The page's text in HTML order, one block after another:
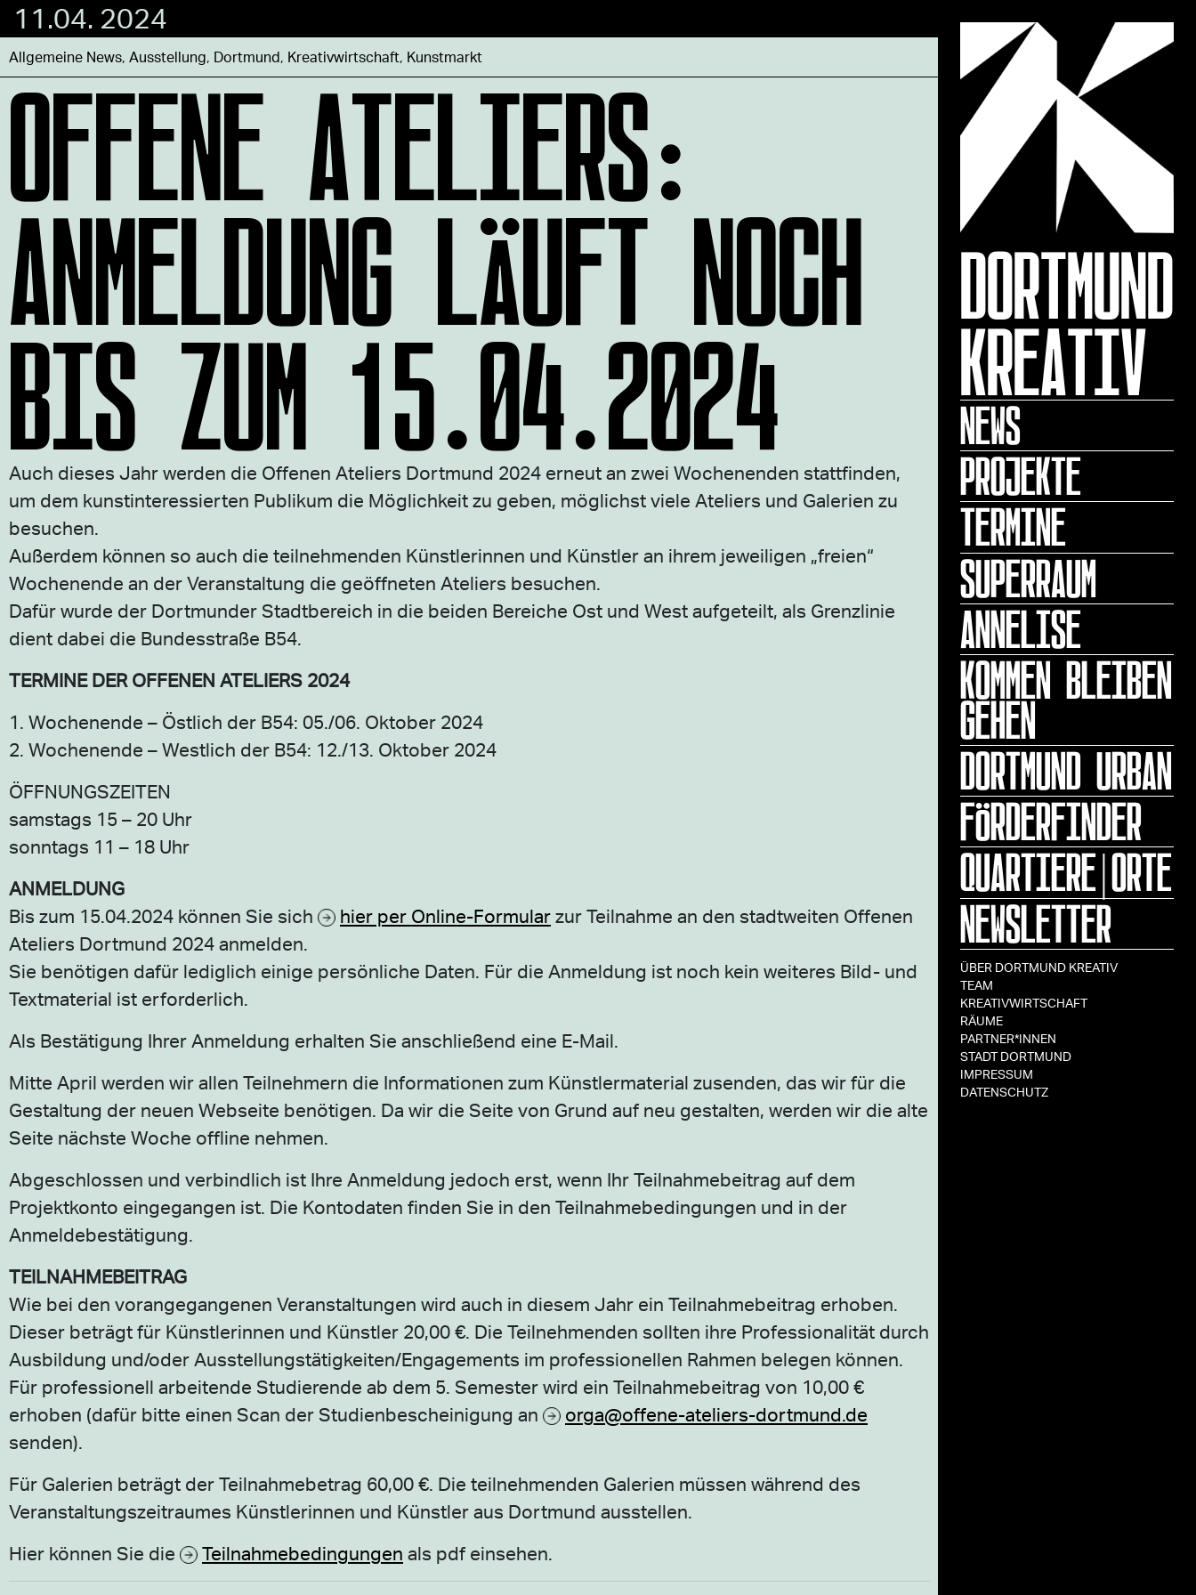
DORTMUND
KREATIV
NEWS
PROJEKTE
TERMINE
SUPERRAUM
ANNELISE
KOMMEN BLEIBEN
GEHEN
DORTMUND URBAN
FÖRDERFINDER
QUARTIERE|ORTE
NEWSLETTER
ÜBER DORTMUND KREATIV
TEAM
KREATIVWIRTSCHAFT
RÄUME
PARTNER*INNEN
STADT DORTMUND
IMPRESSUM
DATENSCHUTZ
11.04. 2024
Allgemeine News, Ausstellung, Dortmund, Kreativwirtschaft, Kunstmarkt
OFFENE ATELIERS:
ANMELDUNG LÄUFT NOCH
BIS ZUM 15.04.2024
Auch dieses Jahr werden die Offenen Ateliers Dortmund 2024 erneut an zwei Wochenenden stattfinden,
um dem kunstinteressierten Publikum die Möglichkeit zu geben, möglichst viele Ateliers und Galerien zu
besuchen.
Außerdem können so auch die teilnehmenden Künstlerinnen und Künstler an ihrem jeweiligen „freien“
Wochenende an der Veranstaltung die geöffneten Ateliers besuchen.
Dafür wurde der Dortmunder Stadtbereich in die beiden Bereiche Ost und West aufgeteilt, als Grenzlinie
dient dabei die Bundesstraße B54.
TERMINE DER OFFENEN ATELIERS 2024
1. Wochenende – Östlich der B54: 05./06. Oktober 2024
2. Wochenende – Westlich der B54: 12./13. Oktober 2024
ÖFFNUNGSZEITEN
samstags 15 – 20 Uhr
sonntags 11 – 18 Uhr
ANMELDUNG
Bis zum 15.04.2024 können Sie sich
hier per Online-Formularzur Teilnahme an den stadtweiten Offenen
Ateliers Dortmund 2024 anmelden.
Sie benötigen dafür lediglich einige persönliche Daten. Für die Anmeldung ist noch kein weiteres Bild- und
Textmaterial ist erforderlich.
Als Bestätigung Ihrer Anmeldung erhalten Sie anschließend eine E-Mail.
Mitte April werden wir allen Teilnehmern die Informationen zum Künstlermaterial zusenden, das wir für die
Gestaltung der neuen Webseite benötigen. Da wir die Seite von Grund auf neu gestalten, werden wir die alte
Seite nächste Woche offline nehmen.
Abgeschlossen und verbindlich ist Ihre Anmeldung jedoch erst, wenn Ihr Teilnahmebeitrag auf dem
Projektkonto eingegangen ist. Die Kontodaten finden Sie in den Teilnahmebedingungen und in der
Anmeldebestätigung.
TEILNAHMEBEITRAG
Wie bei den vorangegangenen Veranstaltungen wird auch in diesem Jahr ein Teilnahmebeitrag erhoben.
Dieser beträgt für Künstlerinnen und Künstler 20,00 €. Die Teilnehmenden sollten ihre Professionalität durch
Ausbildung und/oder Ausstellungstätigkeiten/Engagements im professionellen Rahmen belegen können.
Für professionell arbeitende Studierende ab dem 5. Semester wird ein Teilnahmebeitrag von 10,00 €
erhoben (dafür bitte einen Scan der Studienbescheinigung an
orga@offene-ateliers-dortmund.de
senden).
Für Galerien beträgt der Teilnahmebetrag 60,00 €. Die teilnehmenden Galerien müssen während des
Veranstaltungszeitraumes Künstlerinnen und Künstler aus Dortmund ausstellen.
Hier können Sie die
Teilnahmebedingungen als pdf einsehen.